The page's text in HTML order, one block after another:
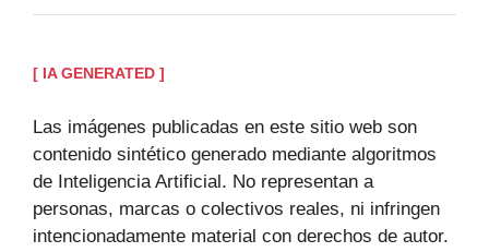
[ IA GENERATED ]
Las imágenes publicadas en este sitio web son
contenido sintético generado mediante algoritmos
de Inteligencia Artificial. No representan a
personas, marcas o colectivos reales, ni infringen
intencionadamente material con derechos de autor.